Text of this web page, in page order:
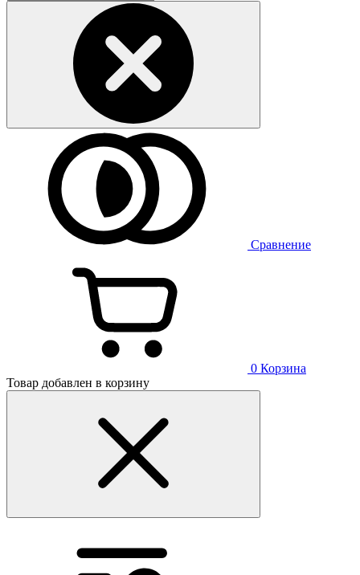
Сравнение
0 Корзина
Товар добавлен в корзину